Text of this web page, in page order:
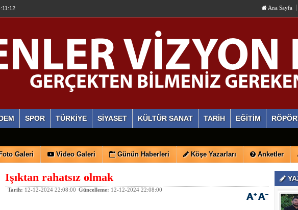
Ana Sayfa
SPOR TÜRKİYE SİYASET KÜLTÜR SANAT TARİH EĞİTİM
Foto Galeri Video Galeri Günün Haberleri Köşe Yazarları Anketler
Işıktan rahatsız olmak
Tarih: 12-12-2024 22:08:00 Güncelleme: 12-12-2024 22:08:00